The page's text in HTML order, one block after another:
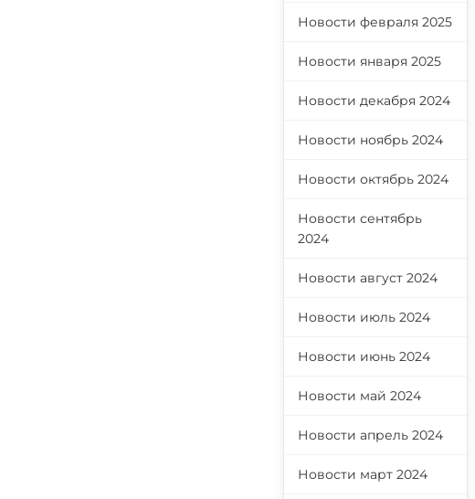
Новости февраля 2025
Новости января 2025
Новости декабря 2024
Новости ноябрь 2024
Новости октябрь 2024
Новости сентябрь
2024
Новости август 2024
Новости июль 2024
Новости июнь 2024
Новости май 2024
Новости апрель 2024
Новости март 2024